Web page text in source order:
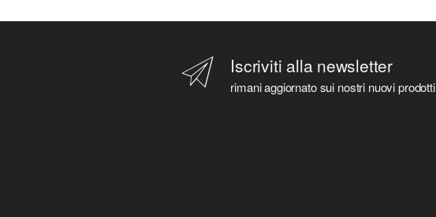
Iscriviti alla newsletter
rimani aggiornato sui nostri nuovi prodotti